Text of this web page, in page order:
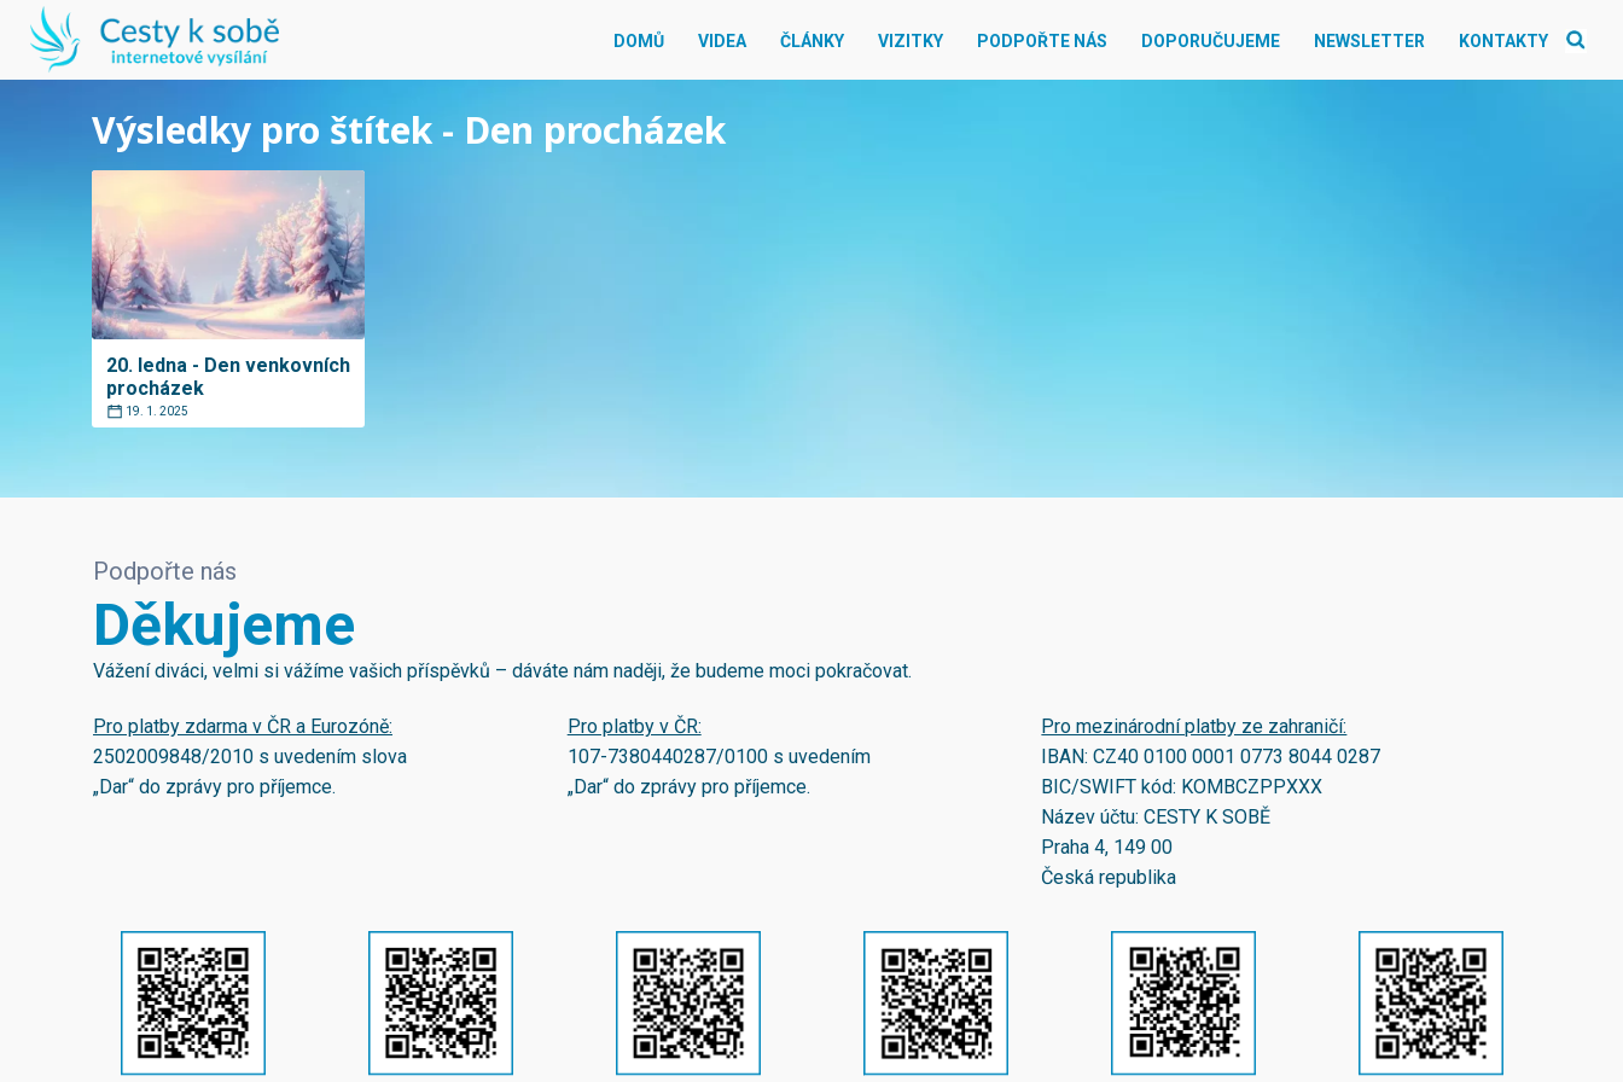
DOMŮ VIDEA ČLÁNKY VIZITKY PODPOŘTE NÁS DOPORUČUJEME NEWSLETTER KONTAKTY
Výsledky pro štítek - Den procházek
20. ledna - Den venkovních
procházek
19. 1. 2025
Podpořte nás
Děkujeme
Vážení diváci, velmi si vážíme vašich příspěvků – dáváte nám naději, že budeme moci pokračovat.
Pro platby zdarma v ČR a Eurozóně:
2502009848/2010 s uvedením slova
„Dar“ do zprávy pro příjemce.
Pro platby v ČR:
107-7380440287/0100s uvedením
„Dar“ do zprávy pro příjemce.
Pro mezinárodní platby ze zahraničí:
IBAN:CZ40 0100 0001 0773 8044 0287
BIC/SWIFT kód: KOMBCZPPXXX
Název účtu: CESTY K SOBĚ
Praha 4, 149 00
Česká republika